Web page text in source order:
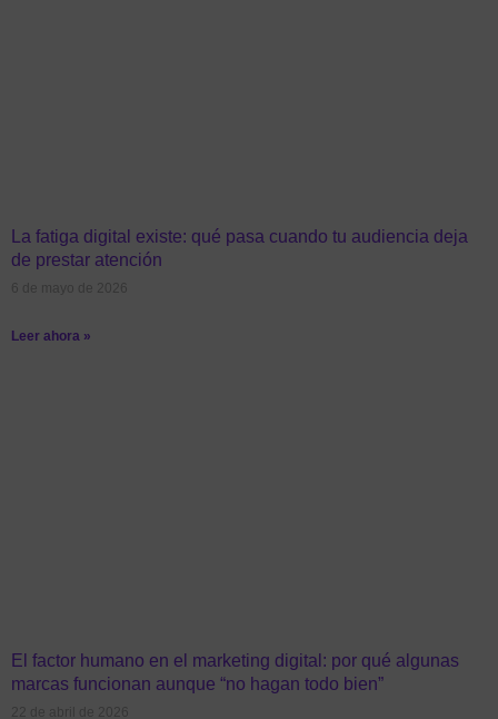
La fatiga digital existe: qué pasa cuando tu audiencia deja
de prestar atención
6 de mayo de 2026
Leer ahora »
El factor humano en el marketing digital: por qué algunas
marcas funcionan aunque “no hagan todo bien”
22 de abril de 2026